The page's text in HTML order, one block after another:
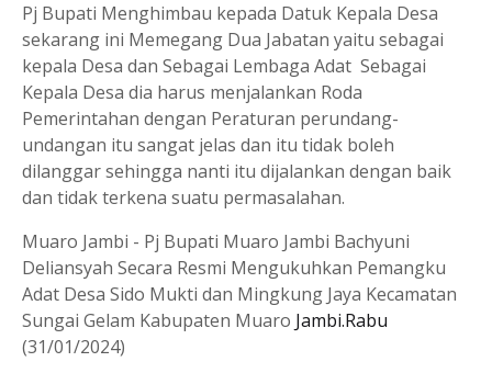
Pj Bupati Menghimbau kepada Datuk Kepala Desa
sekarang ini Memegang Dua Jabatan yaitu sebagai
kepala Desa dan Sebagai Lembaga Adat Sebagai
Kepala Desa dia harus menjalankan Roda
Pemerintahan dengan Peraturan perundang-
undangan itu sangat jelas dan itu tidak boleh
dilanggar sehingga nanti itu dijalankan dengan baik
dan tidak terkena suatu permasalahan.
Muaro Jambi - Pj Bupati Muaro Jambi Bachyuni
Deliansyah Secara Resmi Mengukuhkan Pemangku
Adat Desa Sido Mukti dan Mingkung Jaya Kecamatan
Sungai Gelam Kabupaten Muaro Jambi.Rabu
(31/01/2024)